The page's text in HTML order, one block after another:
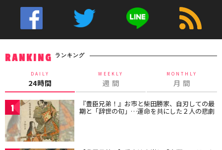
RANKING ランキング
DAILY
24時間
WEEKLY
週 間
MONTHLY
月 間
1 『豊臣兄弟！』お市と柴田勝家、自刃しての最
期と「辞世の句」…運命を共にした２人の悲劇